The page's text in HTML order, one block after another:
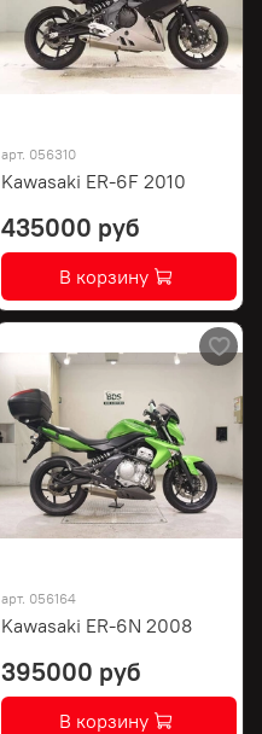
арт. 056310
Kawasaki ER-6F 2010
435000 руб
В корзину
арт. 056164
Kawasaki ER-6N 2008
395000 руб
В корзину